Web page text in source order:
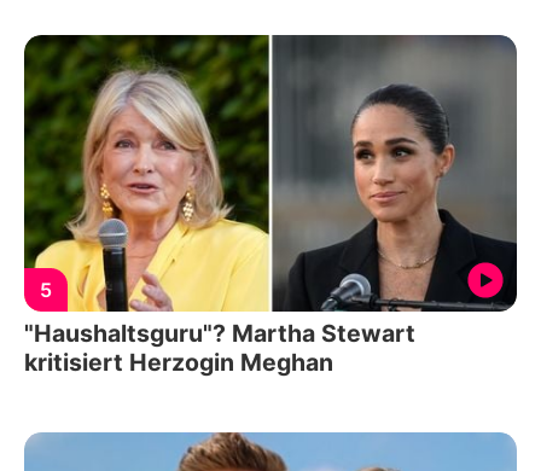
5
"Haushaltsguru"? Martha Stewart
kritisiert Herzogin Meghan